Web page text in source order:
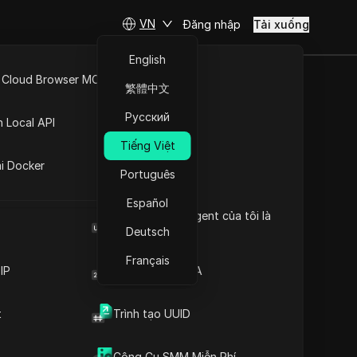
Browser User Agent của tôi là
Trình tạo mã 2FA
Trình tạo UUID
Browser MCP
Local API
Docker
VN
English
繁體中文
Русский
Tiếng Việt
Português
Español
Deutsch
Français
Đăng nhập Tải xuống
dẫn 2026!
Giới thiệu nội dung